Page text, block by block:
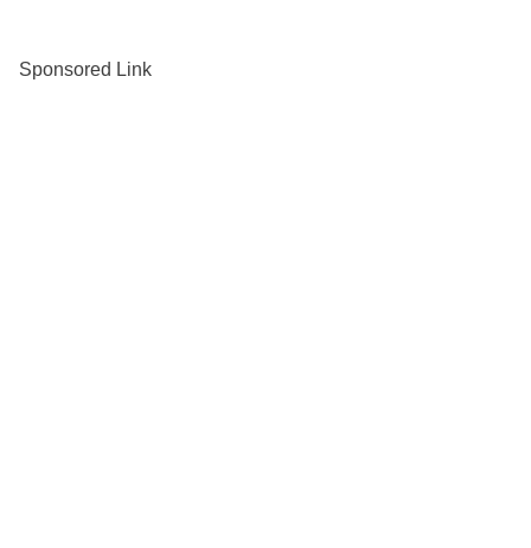
Sponsored Link